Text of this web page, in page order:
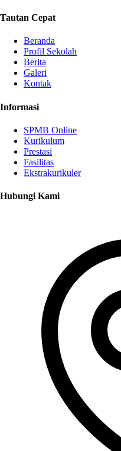
Tautan Cepat
Beranda
Profil Sekolah
Berita
Galeri
Kontak
Informasi
SPMB Online
Kurikulum
Prestasi
Fasilitas
Ekstrakurikuler
Hubungi Kami